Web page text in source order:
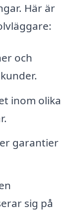
Här är
och
inom olika
garantier
sig på